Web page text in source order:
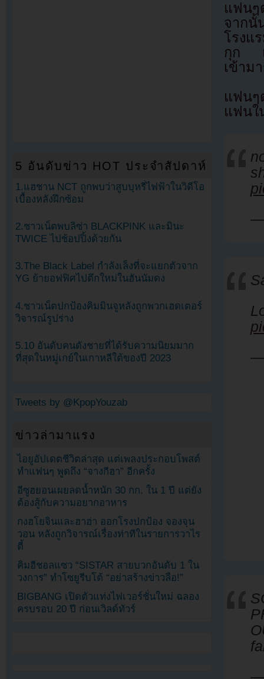
แฟนๆ
จากนั้
โรงแ
กุก แ
เข้าม
แฟนๆ
แฟนใ
—
5 อันดับข่าว HOT ประจำสัปดาห์
1.แฮชาน NCT ถูกพบว่าสูบบุหรี่ไฟฟ้าในวิดีโอ
เบื้องหลังฝึกซ้อม
2.ชาวเน็ตพบลิซ่า BLACKPINK และมินะ
TWICE ไปช้อปปิ้งด้วยกัน
3.The Black Label กำลังเล็งที่จะแยกตัวจาก
YG ย้ายอฟฟิศไปตึกใหม่ในฮันนัมดง
4.ชาวเน็ตปกป้องคิมมินจูหลังถูกพวกเฮดเตอร์
วิจารณ์รูปร่าง
5.10 อันดับคนดังชายที่ได้รับความนิยมมาก
ที่สุดในหมู่เกย์ในเกาหลีใต้ของปี 2023
Tweets by @KpopYouzab
ข่าวล่ามาแรง
ไอยูอัปเดตชีวิตล่าสุด แต่เพลงประกอบโพสต์
ทำแฟนๆ พูดถึง “จางกีฮา” อีกครั้ง
อีซูฮยอนเผยลดน้ำหนัก 30 กก. ใน 1 ปี แต่ยัง
ต้องสู้กับความอยากอาหาร
กงฮโยจินและฮาฮ่า ออกโรงปกป้อง จองจุน
วอน หลังถูกวิจารณ์เรื่องท่าทีในรายการวาไร
ตี้
คิมฮีชอลแซว “SISTAR สายบวกอันดับ 1 ใน
วงการ” ทำโซยูรีบโต้ “อย่าสร้างข่าวลือ!”
BIGBANG เปิดตัวแท่งไฟเวอร์ชั่นใหม่ ฉลอง
ครบรอบ 20 ปี ก่อนเวิลด์ทัวร์